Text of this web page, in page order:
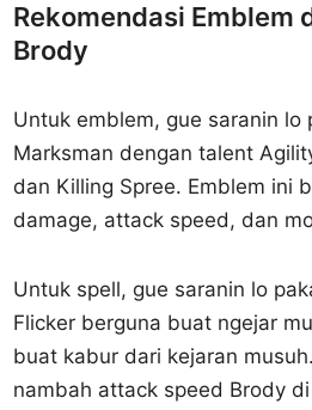
Rekomendasi Emblem
Brody
Untuk emblem, gue saranin lo
Marksman dengan talent
dan Killing Spree. Emblem ini
damage, attack speed, dan
Untuk spell, gue saranin lo
Flicker berguna buat ngejar
buat kabur dari kejaran
nambah attack speed Brody